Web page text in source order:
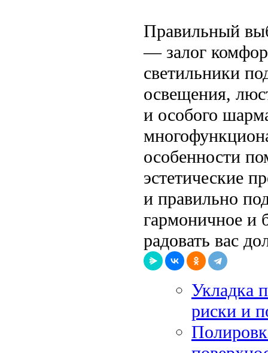
Правильный
— залог
светильники
освещения,
и особого
особенности
эстетические
и правильно
гармоничное и
радовать вас
Укладка
риски и